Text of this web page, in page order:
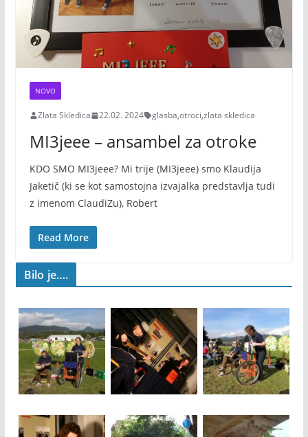
NOVO
Zlata Skledica 22.02. 2024 glasba,otroci,zlata skledica
MI3jeee – ansambel za otroke
KDO SMO MI3jeee? Mi trije (MI3jeee) smo Klaudija
Jaketič (ki se kot samostojna izvajalka predstavlja tudi
z imenom ClaudiZu), Robert
Read More
Bilo je….